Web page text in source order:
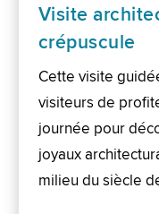
Visite
crépuscule
Cette visite
visiteurs de
journée pour
joyaux
milieu du siècle